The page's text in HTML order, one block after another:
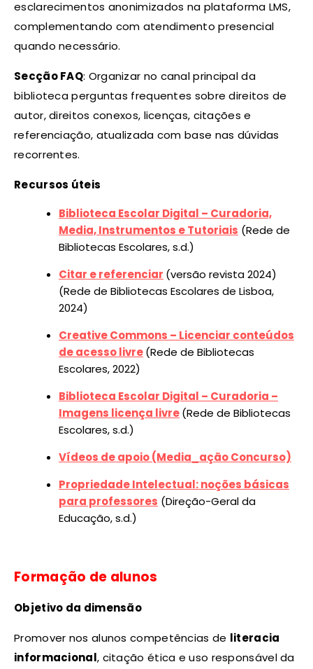
esclarecimentos anonimizados na plataforma LMS,
complementando com atendimento presencial
quando necessário.
Secção FAQ: Organizar no canal principal da
biblioteca perguntas frequentes sobre direitos de
autor, direitos conexos, licenças, citações e
referenciação, atualizada com base nas dúvidas
recorrentes.
Recursos úteis
Biblioteca Escolar Digital – Curadoria,
Media, Instrumentos e Tutoriais (Rede de
Bibliotecas Escolares, s.d.)
Citar e referenciar (versão revista 2024)
(Rede de Bibliotecas Escolares de Lisboa,
2024)
Creative Commons – Licenciar conteúdos
de acesso livre(Rede de Bibliotecas
Escolares, 2022)
Biblioteca Escolar Digital – Curadoria –
Imagens licença livre(Rede de Bibliotecas
Escolares, s.d.)
Vídeos de apoio (Media_ação Concurso)
Propriedade Intelectual: noções básicas
para professores (Direção-Geral da
Educação, s.d.)
Formação de alunos
Objetivo da dimensão
Promover nos alunos competências de literacia
informacional, citação ética e uso responsável da